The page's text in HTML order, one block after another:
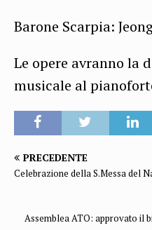
Barone Scarpia:
Le opere avranno la
musicale al
PRECEDENTE
Celebrazione della S.Messa del
Assemblea ATO: approvato il